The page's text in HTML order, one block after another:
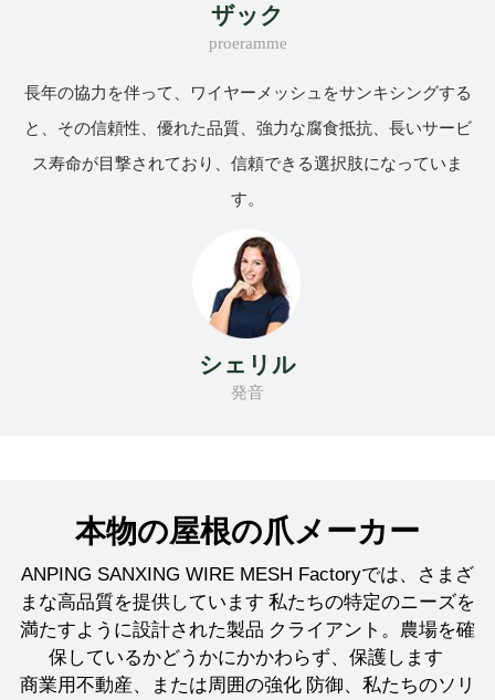
ザック
proeramme
長年の協力を伴って、ワイヤーメッシュをサンキシングする
と、その信頼性、優れた品質、強力な腐食抵抗、長いサービ
ス寿命が目撃されており、信頼できる選択肢になっていま
す。
シェリル
発音
本物の屋根の爪メーカー
ANPING SANXING WIRE MESH Factoryでは、さまざ
まな高品質を提供しています 私たちの特定のニーズを
満たすように設計された製品 クライアント。農場を確
保しているかどうかにかかわらず、保護します
商業用不動産、または周囲の強化 防御、私たちのソリ